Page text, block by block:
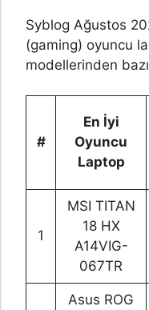
Syblog Ağustos
(gaming) oyuncu
modellerinden
#
En İyi
Oyuncu
Laptop
1
MSI TITAN
18 HX
A14VIG-
067TR
Asus ROG